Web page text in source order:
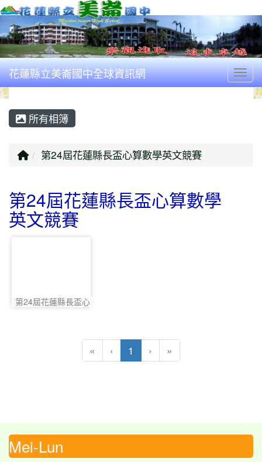
花蓮縣立美崙國中全球資訊網
所有相簿
回首頁
第24屆花蓮縣長盃心算數學英文競賽
第24屆花蓮縣長盃心算數學
英文競賽
第24屆花蓮縣長盃心
photo:4041
« ‹ 1 (目前頁次)
› »
Mei-Lun